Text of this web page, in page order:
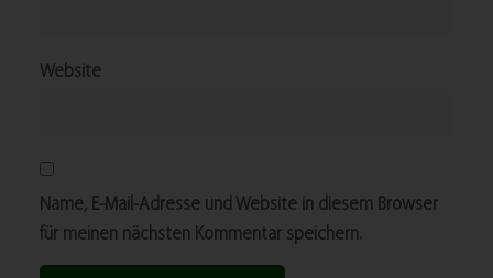
Website
Name, E-Mail-Adresse und Website in diesem Browser
für meinen nächsten Kommentar speichern.